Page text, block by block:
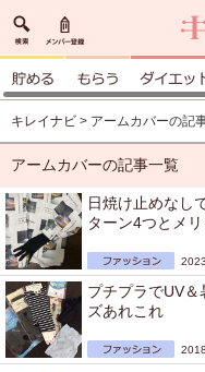
キレイナビ > アームカバーの記
アームカバーの記事一覧
日焼け止めなし
ターン4つとメリ
プチプラでUV
ズあれこれ